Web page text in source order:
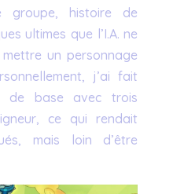
groupe, histoire de
ultimes que l’I.A. ne
un personnage
j’ai fait
de base avec trois
ce qui rendait
mais loin d’être